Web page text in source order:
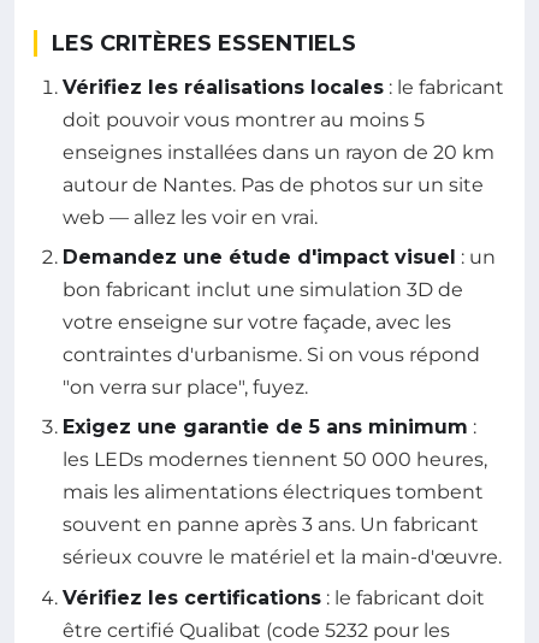
LES CRITÈRES ESSENTIELS
Vérifiez les réalisations locales : le fabricant
doit pouvoir vous montrer au moins 5
enseignes installées dans un rayon de 20 km
autour de Nantes. Pas de photos sur un site
web — allez les voir en vrai.
Demandez une étude d'impact visuel : un
bon fabricant inclut une simulation 3D de
votre enseigne sur votre façade, avec les
contraintes d'urbanisme. Si on vous répond
"on verra sur place", fuyez.
Exigez une garantie de 5 ans minimum :
les LEDs modernes tiennent 50 000 heures,
mais les alimentations électriques tombent
souvent en panne après 3 ans. Un fabricant
sérieux couvre le matériel et la main-d'œuvre.
Vérifiez les certifications : le fabricant doit
être certifié Qualibat (code 5232 pour les